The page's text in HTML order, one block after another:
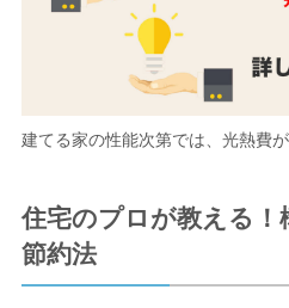
建てる家の性能次第では、光熱費
住宅のプロが教える！
節約法